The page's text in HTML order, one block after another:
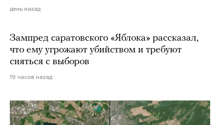
день назад
Зампред саратовского «Яблока» рассказал,
что ему угрожают убийством и требуют
сняться с выборов
19 часов назад